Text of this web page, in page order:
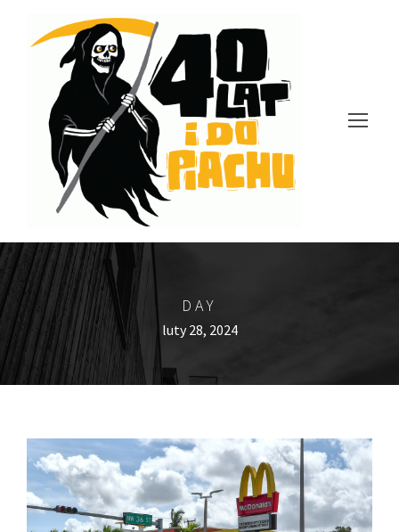
DAY
luty 28, 2024